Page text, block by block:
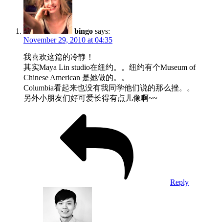
bingo says:
November 29, 2010 at 04:35
我喜欢这篇的冷静！
其实Maya Lin studio在纽约。。纽约有个Museum of
Chinese American 是她做的。。
Columbia看起来也没有我同学他们说的那么挫。。
另外小朋友们好可爱长得有点儿像啊~~
Reply